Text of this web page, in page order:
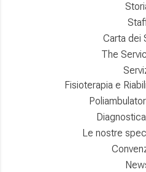
Carta dei
The
Fisioterapia e
Le nostre